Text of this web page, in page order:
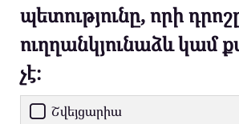
պետությունը, որի
ուղղանկյունաձև կամ
չէ։
Շվեյցարիա